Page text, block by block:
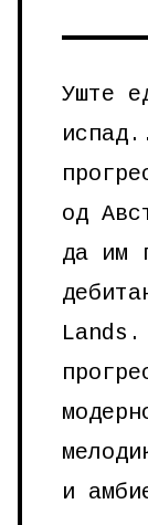
Уште
од
да им
и